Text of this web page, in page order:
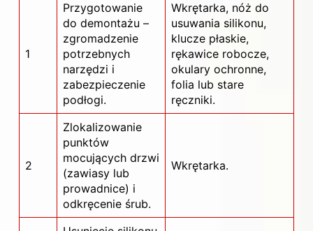
1
Przygotowanie
do demontażu –
zgromadzenie
potrzebnych
narzędzi i
zabezpieczenie
podłogi.
Wkrętarka, nóż do
usuwania silikonu,
klucze płaskie,
rękawice robocze,
okulary ochronne,
folia lub stare
ręczniki.
2
Zlokalizowanie
punktów
mocujących drzwi
(zawiasy lub
prowadnice) i
odkręcenie śrub.
Wkrętarka.